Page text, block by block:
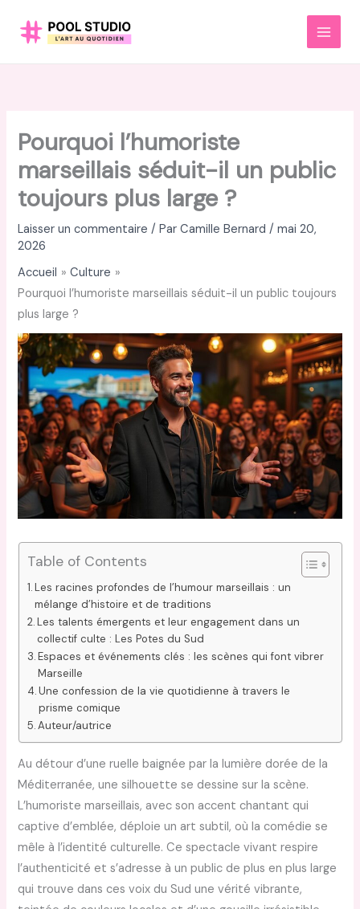
MAIN
Pourquoi l’humoriste
marseillais séduit-il un public
toujours plus large ?
Laisser un commentaire / ParCamille Bernard/mai 20,
2026
Accueil
Culture
Pourquoi l’humoriste marseillais séduit-il un public toujours
plus large ?
Table of Contents
Les racines profondes de l’humour marseillais : un
mélange d’histoire et de traditions
Les talents émergents et leur engagement dans un
collectif culte : Les Potes du Sud
Espaces et événements clés : les scènes qui font vibrer
Marseille
Une confession de la vie quotidienne à travers le
prisme comique
Auteur/autrice
Au détour d’une ruelle baignée par la lumière dorée de la
Méditerranée, une silhouette se dessine sur la scène.
L’humoriste marseillais, avec son accent chantant qui
captive d’emblée, déploie un art subtil, où la comédie se
mêle à l’identité culturelle. Ce spectacle vivant respire
l’authenticité et s’adresse à un public de plus en plus large
qui trouve dans ces voix du Sud une vérité vibrante,